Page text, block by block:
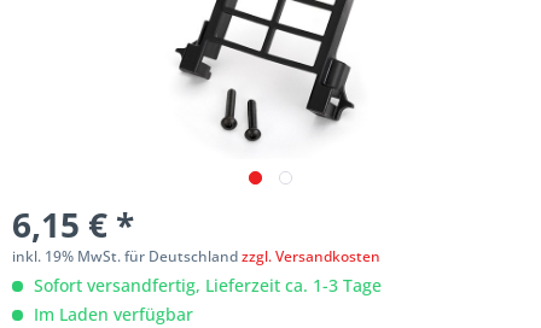
6,15 € *
inkl. 19% MwSt. für Deutschlandzzgl. Versandkosten
Sofort versandfertig, Lieferzeit ca. 1-3 Tage
Im Laden verfügbar